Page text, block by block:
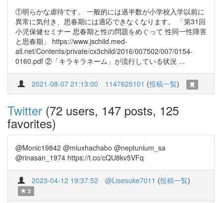
①明らかな虐待です。 一般的には過半数が小学校入学以前に
異常に気付き、思春期には適応できなくなります。 「第31回
小児保健セミナー 思春期と性の問題をめぐって 性同一性障害
と思春期」 https://www.jschild.med-
all.net/Contents/private/cx3child/2016/007502/007/0154-
0160.pdf ②「キラキラネーム」が流行している状況 ...
2021-08-07 21:13:00 1147625101 (投稿一覧)
Twitter (72 users, 147 posts, 125
favorites)
@Monic19842 @miuxhachabo @neptunium_sa
@rinasan_1974 https://t.co/cQU8kv5VFq
2023-04-12 19:37:52 @Lisesuke7011 (投稿一覧)
2